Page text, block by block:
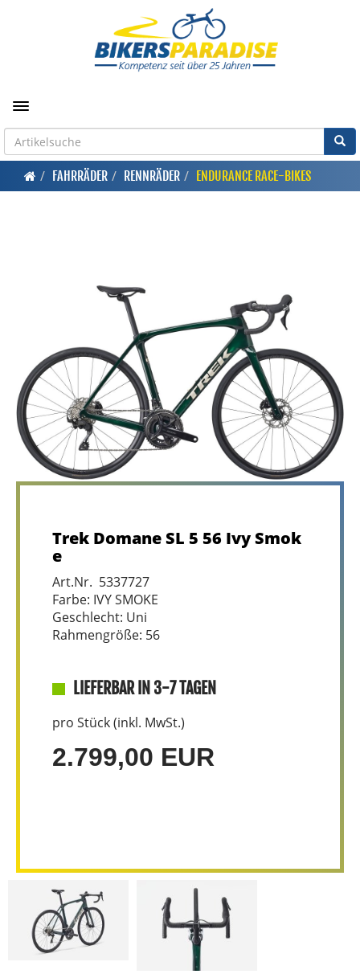
Toggle navigation
FAHRRÄDER RENNRÄDER ENDURANCE RACE-BIKES
Trek Domane SL 5 56 Ivy Smok
e
Art.Nr. 5337727
Farbe: IVY SMOKE
Geschlecht: Uni
Rahmengröße: 56
LIEFERBAR IN 3-7 TAGEN
pro Stück (inkl. MwSt.)
2.799,00 EUR